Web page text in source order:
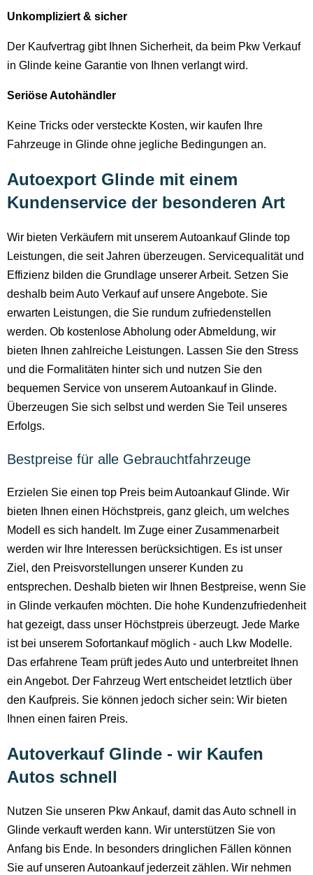
Unkompliziert & sicher
Der Kaufvertrag gibt Ihnen Sicherheit, da beim Pkw Verkauf
in Glinde keine Garantie von Ihnen verlangt wird.
Seriöse Autohändler
Keine Tricks oder versteckte Kosten, wir kaufen Ihre
Fahrzeuge in Glinde ohne jegliche Bedingungen an.
Autoexport Glinde mit einem
Kundenservice der besonderen Art
Wir bieten Verkäufern mit unserem Autoankauf Glinde top
Leistungen, die seit Jahren überzeugen. Servicequalität und
Effizienz bilden die Grundlage unserer Arbeit. Setzen Sie
deshalb beim Auto Verkauf auf unsere Angebote. Sie
erwarten Leistungen, die Sie rundum zufriedenstellen
werden. Ob kostenlose Abholung oder Abmeldung, wir
bieten Ihnen zahlreiche Leistungen. Lassen Sie den Stress
und die Formalitäten hinter sich und nutzen Sie den
bequemen Service von unserem Autoankauf in Glinde.
Überzeugen Sie sich selbst und werden Sie Teil unseres
Erfolgs.
Bestpreise für alle Gebrauchtfahrzeuge
Erzielen Sie einen top Preis beim Autoankauf Glinde. Wir
bieten Ihnen einen Höchstpreis, ganz gleich, um welches
Modell es sich handelt. Im Zuge einer Zusammenarbeit
werden wir Ihre Interessen berücksichtigen. Es ist unser
Ziel, den Preisvorstellungen unserer Kunden zu
entsprechen. Deshalb bieten wir Ihnen Bestpreise, wenn Sie
in Glinde verkaufen möchten. Die hohe Kundenzufriedenheit
hat gezeigt, dass unser Höchstpreis überzeugt. Jede Marke
ist bei unserem Sofortankauf möglich - auch Lkw Modelle.
Das erfahrene Team prüft jedes Auto und unterbreitet Ihnen
ein Angebot. Der Fahrzeug Wert entscheidet letztlich über
den Kaufpreis. Sie können jedoch sicher sein: Wir bieten
Ihnen einen fairen Preis.
Autoverkauf Glinde - wir Kaufen
Autos schnell
Nutzen Sie unseren Pkw Ankauf, damit das Auto schnell in
Glinde verkauft werden kann. Wir unterstützen Sie von
Anfang bis Ende. In besonders dringlichen Fällen können
Sie auf unseren Autoankauf jederzeit zählen. Wir nehmen